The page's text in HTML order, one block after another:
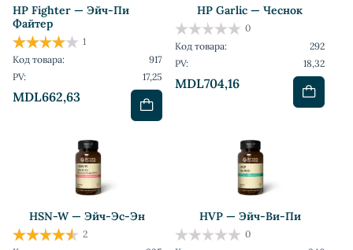
HP Fighter — Эйч-Пи
Файтер
MDL662,63
1
Код товара:
917
PV:
17,25
HP Garlic — Чеснок
MDL704,16
0
Код товара:
292
PV:
18,32
HSN-W — Эйч-Эс-Эн
2
HVP — Эйч-Ви-Пи
0